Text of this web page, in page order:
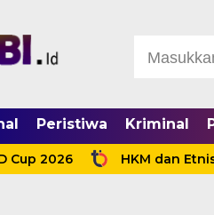
Peristiwa Kriminal
HKM dan Etnis